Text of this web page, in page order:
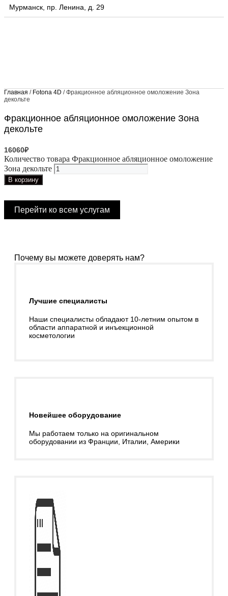
Мурманск, пр. Ленина, д. 29
Главная / Fotona 4D / Фракционное абляционное омоложение Зона
декольте
Фракционное абляционное омоложение Зона
декольте
16060₽
Количество товара Фракционное абляционное омоложение
Зона декольте
В корзину
Перейти ко всем услугам
Почему вы можете доверять нам?
Лучшие специалисты
Наши специалисты обладают 10-летним опытом в
области аппаратной и инъекционной
косметологии
Новейшее оборудование
Мы работаем только на оригинальном
оборудовании из Франции, Италии, Америки